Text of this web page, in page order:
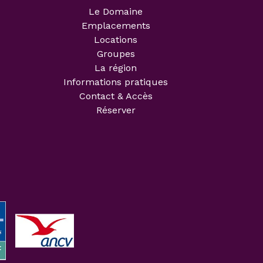
Le Domaine
Emplacements
Locations
Groupes
La région
Informations pratiques
Contact & Accès
Réserver